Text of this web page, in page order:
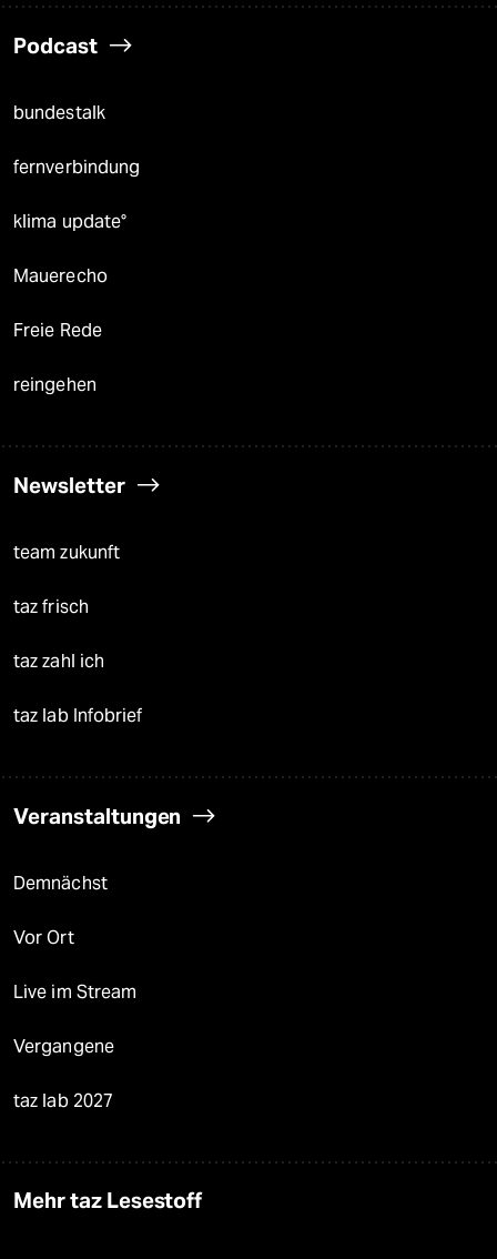
Podcast
bundestalk
fernverbindung
klima update°
Mauerecho
Freie Rede
reingehen
Newsletter
team zukunft
taz frisch
taz zahl ich
taz lab Infobrief
Veranstaltungen
Demnächst
Vor Ort
Live im Stream
Vergangene
taz lab 2027
Mehr taz Lesestoff